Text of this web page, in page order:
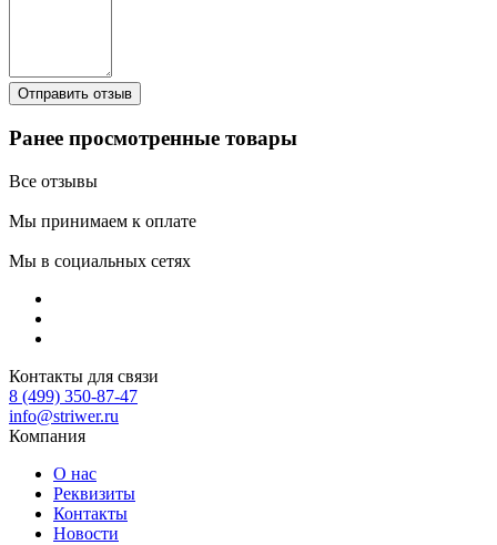
Ранее просмотренные товары
Все отзывы
Мы принимаем к оплате
Мы в социальных сетях
Контакты для связи
8 (499) 350-87-47
info@striwer.ru
Компания
О нас
Реквизиты
Контакты
Новости